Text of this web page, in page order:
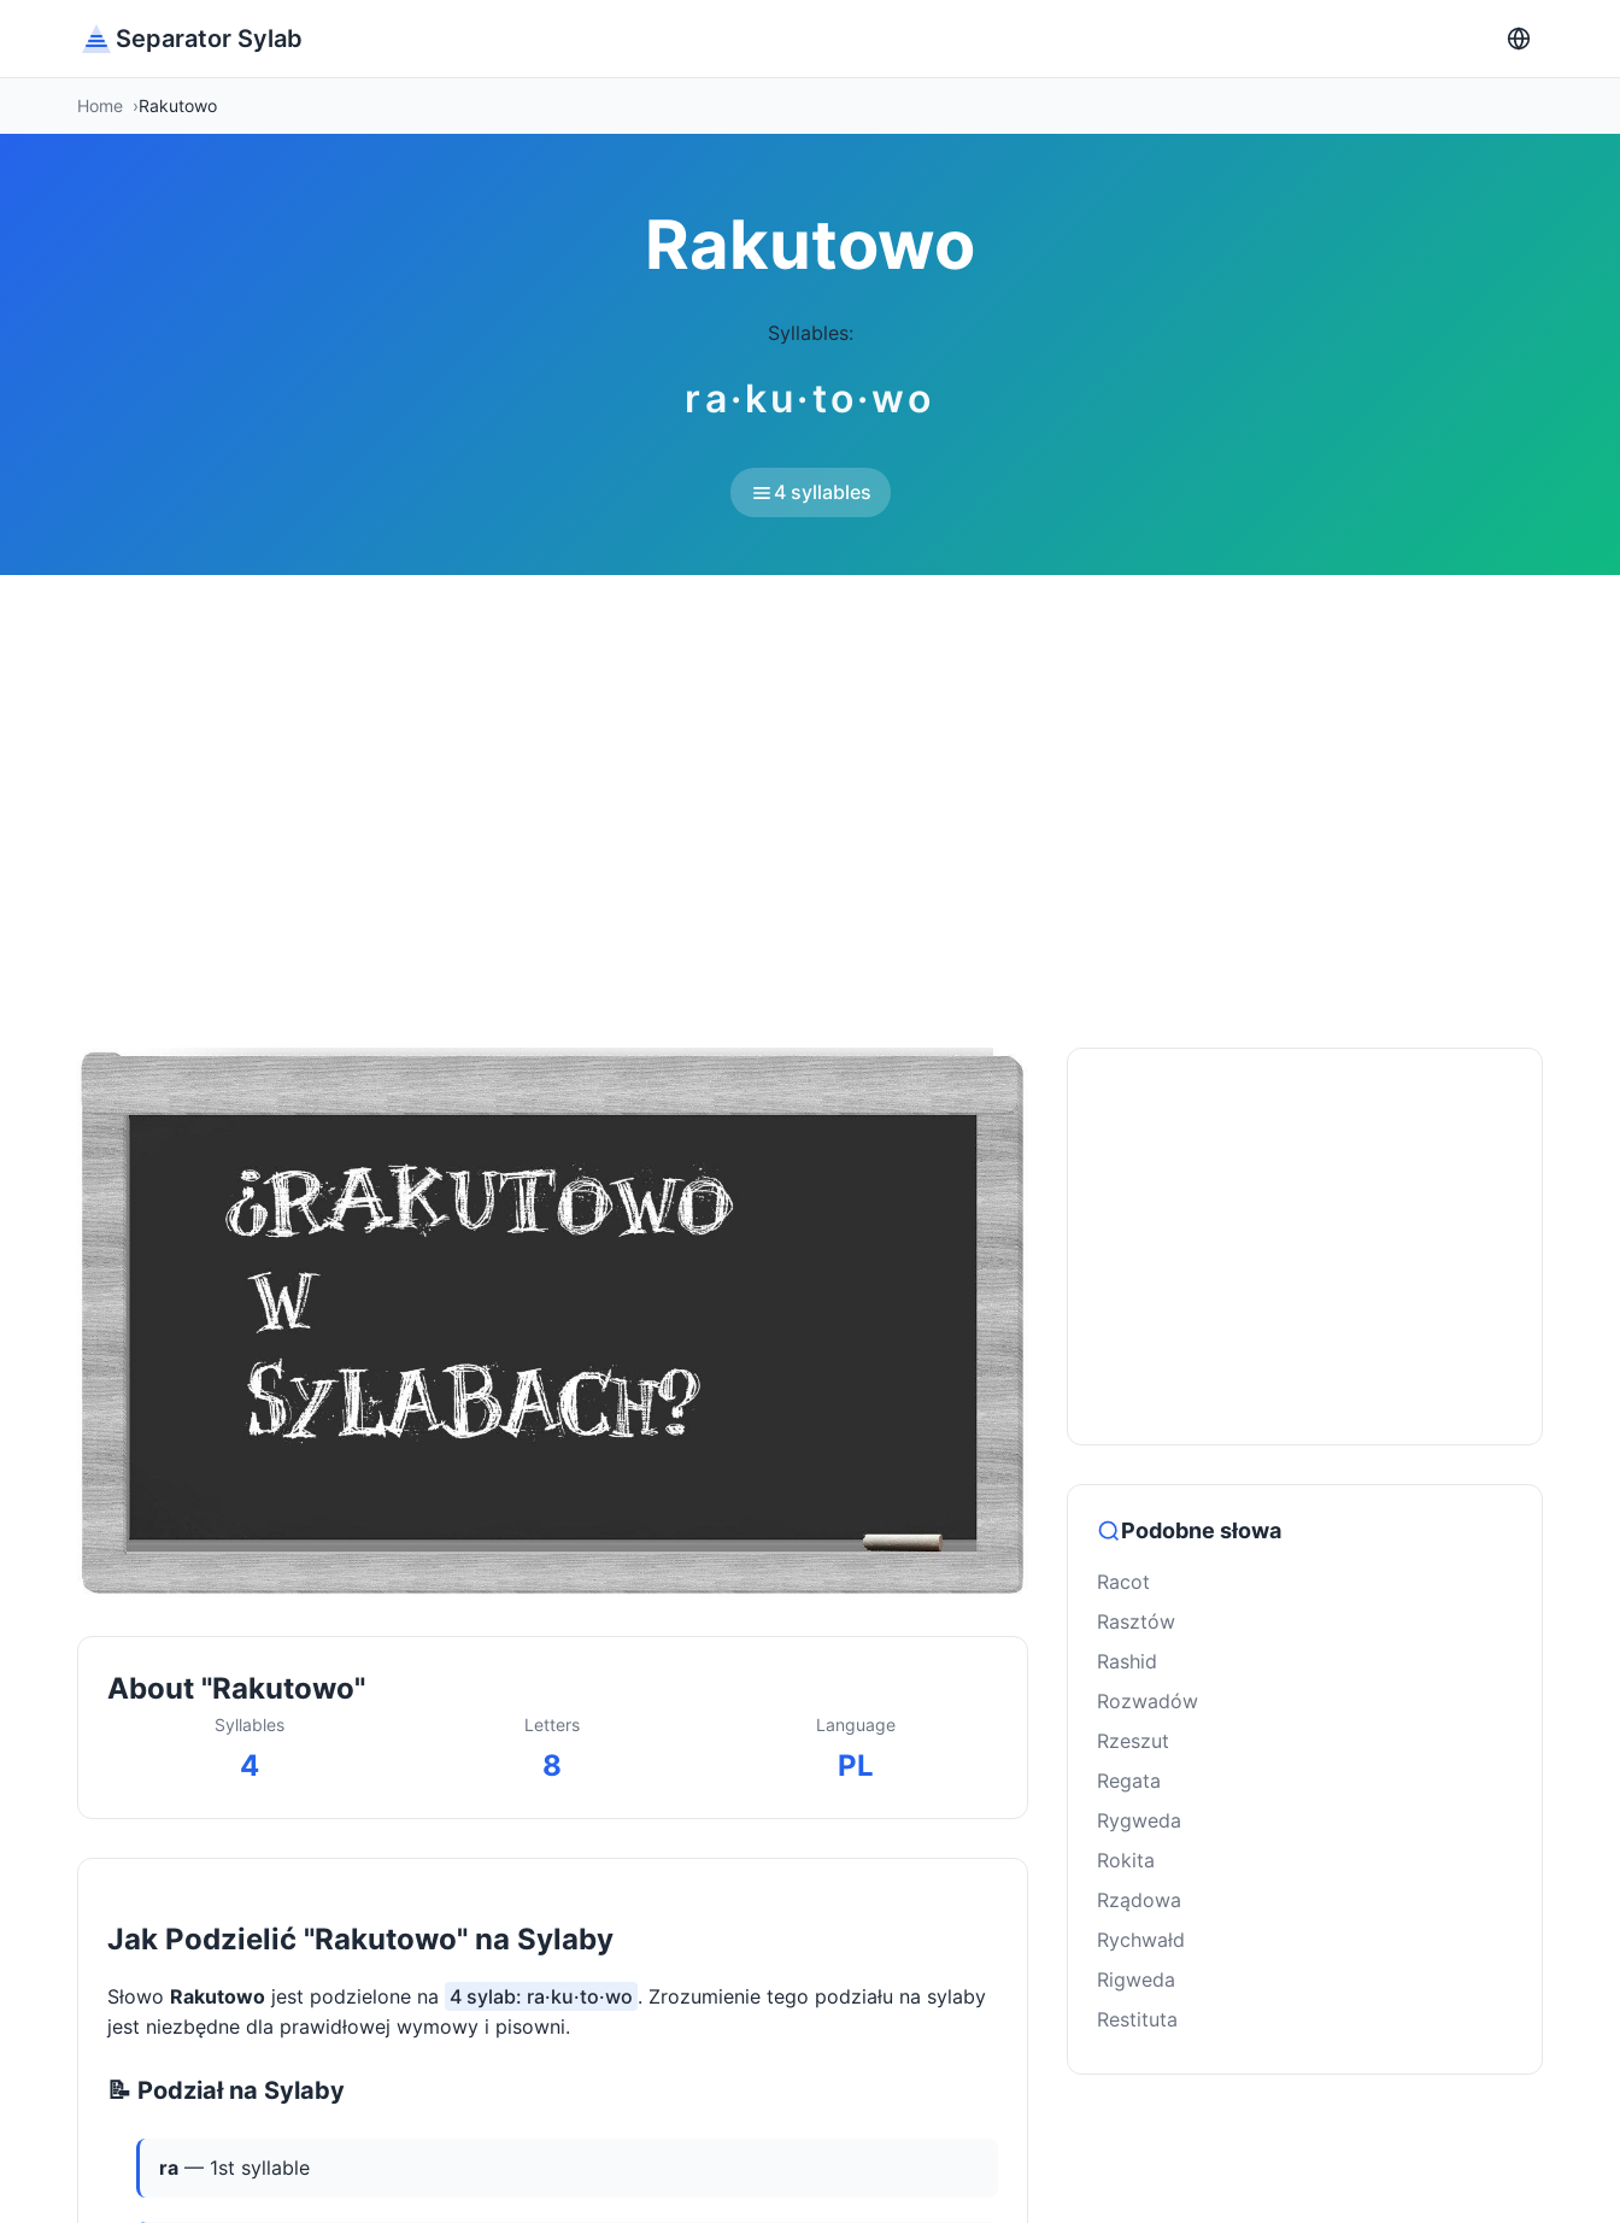
Separator Sylab
Home Rakutowo
Rakutowo
Syllables:
ra·ku·to·wo
4 syllables
About "Rakutowo"
Syllables
4
Letters
8
Language
PL
Jak Podzielić "Rakutowo" na Sylaby
Słowo Rakutowo jest podzielone na 4 sylab: ra·ku·to·wo . Zrozumienie tego podziału na sylaby
jest niezbędne dla prawidłowej wymowy i pisowni.
📝 Podział na Sylaby
ra — 1st syllable
Podobne słowa
Racot
Rasztów
Rashid
Rozwadów
Rzeszut
Regata
Rygweda
Rokita
Rządowa
Rychwałd
Rigweda
Restituta